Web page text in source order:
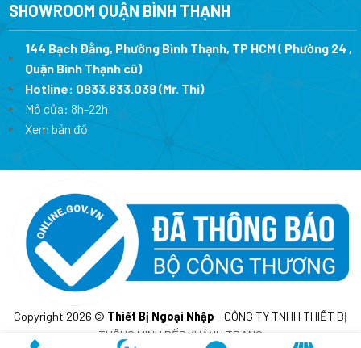
SHOWROOM QUẬN BÌNH THẠNH
144 Bạch Đằng, Phường Bình Thạnh, TP HCM ( Phường 24 ,
Quận Bình Thạnh cũ)
Hotline: 0933.833.039(Mr. Thi)
Mở cửa: 8h-22h
Xem bản đồ
Copyright 2026 © Thiết Bị Ngoại Nhập - CÔNG TY TNHH THIẾT BỊ
THÔNG MINH BẾP KHÁNH TRANG